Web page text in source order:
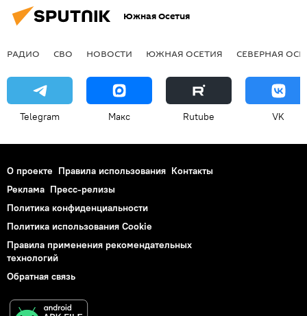
Южная Осетия
РАДИО СВО НОВОСТИ ЮЖНАЯ ОСЕТИЯ СЕВЕРНАЯ
Telegram Макс Rutube VK
О проекте Правила использования Контакты
Реклама Пресс-релизы
Политика конфиденциальности
Политика использования Cookie
Правила применения рекомендательных
технологий
Обратная связь